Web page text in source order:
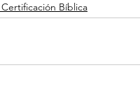
Bíblica